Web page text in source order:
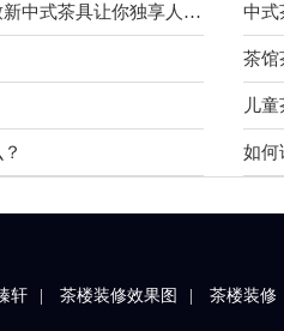
中式茶楼配饰——淡然雅致新中式茶具让你独享人生雅趣 中式
茶馆
儿
如何
轩 茶楼装修效果图 茶楼装修